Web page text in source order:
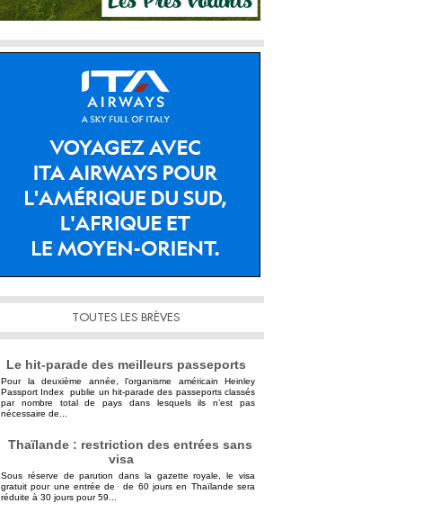
TOUTES LES BRÈVES
Le hit-parade des meilleurs passeports
Pour la deuxième année, l’organisme américain Heinley
Passport Index publie un hit-parade des passeports classés
par nombre total de pays dans lesquels ils n’est pas
nécessaire de...
Thaïlande : restriction des entrées sans
visa
Sous réserve de parution dans la gazette royale, le visa
gratuit pour une entrée de de 60 jours en Thaïlande sera
réduite à 30 jours pour 59...